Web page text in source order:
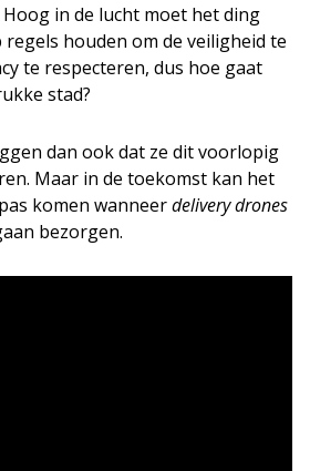
in de lucht moet het ding
regels houden om de veiligheid te
te respecteren, dus hoe gaat
stad?
dan ook dat ze dit voorlopig
Maar in de toekomst kan het
komen wanneerdelivery drones
bezorgen.